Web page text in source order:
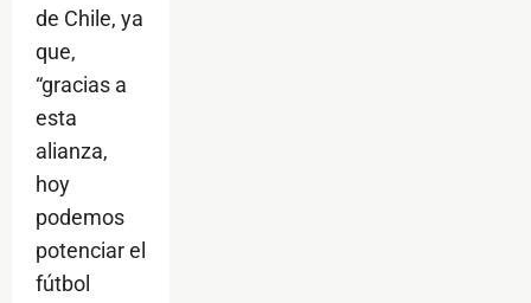
de Chile, ya
que,
“gracias a
esta
alianza,
hoy
podemos
potenciar el
fútbol